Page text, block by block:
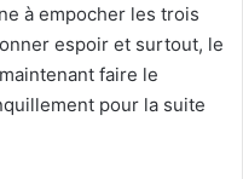
à empocher les trois
espoir et surtout, le
faire le
pour la suite